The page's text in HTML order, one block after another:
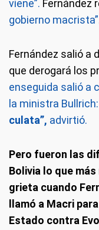
viene”. Fernández
gobierno
Fernández salió a
que derogará los
enseguida salió a
la ministra Bullrich:
culata”, advirtió.
Pero fueron las
Bolivia lo que
grieta cuando
llamó a Macri
Estado contra